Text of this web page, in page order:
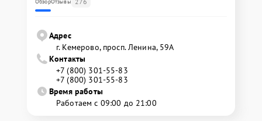
Адрес
г. Кемерово, просп. Ленина, 59А
Контакты
+7 (800) 301-55-83
+7 (800) 301-55-83
Время работы
Работаем с 09:00 до 21:00